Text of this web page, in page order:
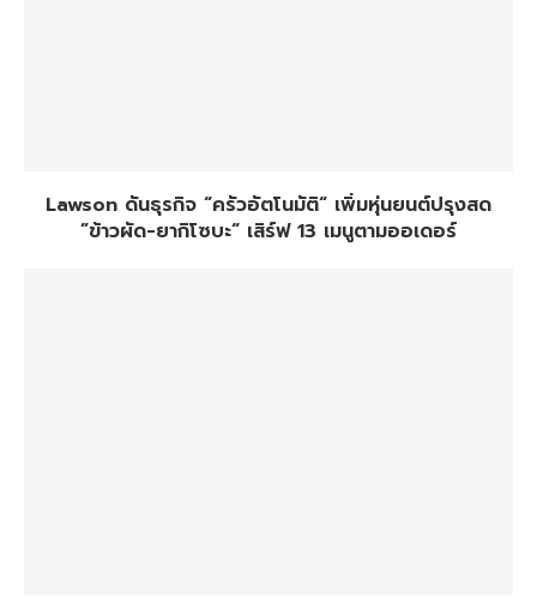
Lawson ดันธุรกิจ “ครัวอัตโนมัติ“ เพิ่มหุ่นยนต์ปรุงสด
”ข้าวผัด-ยากิโซบะ“ เสิร์ฟ 13 เมนูตามออเดอร์